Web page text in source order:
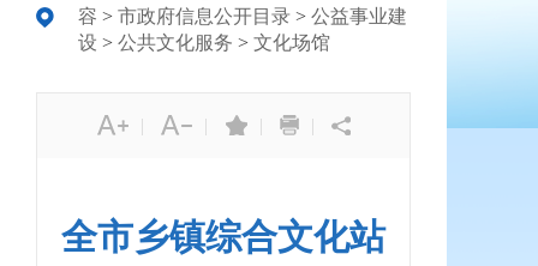
容 > 市政府信息公开目录 > 公益事业建
设 > 公共文化服务 > 文化场馆
| | | |
全市乡镇综合文化站